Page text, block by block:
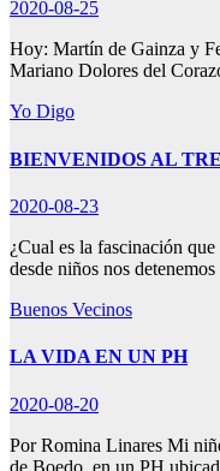
2020-08-25
Hoy: Martín de Gainza y
Mariano Dolores del
Yo Digo
BIENVENIDOS AL
2020-08-23
¿Cual es la fascinación
desde niños nos
Buenos Vecinos
LA VIDA EN UN PH
2020-08-20
Por Romina Linares Mi
de Boedo, en un PH